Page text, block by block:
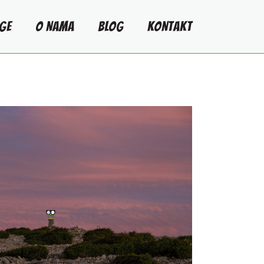
O NAMA BLOG KONTAKT